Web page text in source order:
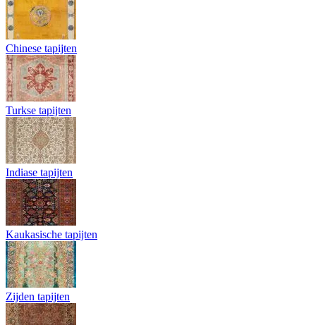
Chinese tapijten
Turkse tapijten
Indiase tapijten
Kaukasische tapijten
Zijden tapijten